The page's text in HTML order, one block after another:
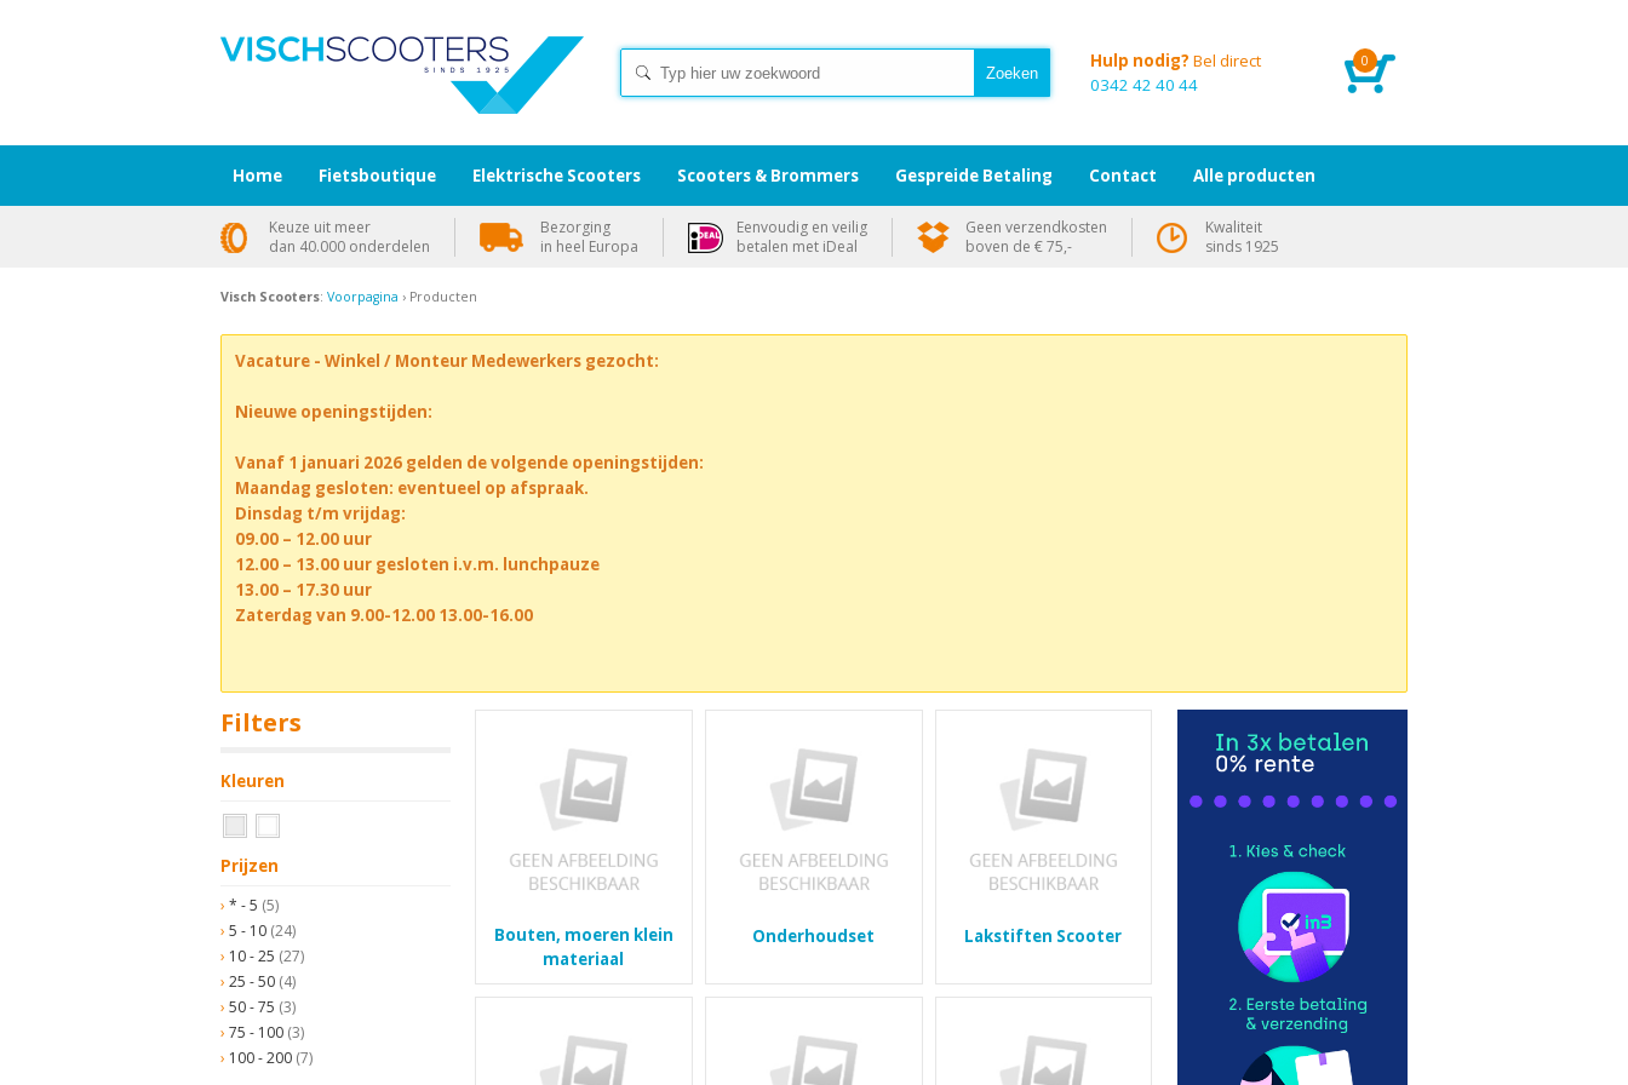
0
Hulp nodig? Bel direct
0342 42 40 44
Visch Scooters: Voorpagina › Producten
Vacature - Winkel / Monteur Medewerkers gezocht:
Nieuwe openingstijden:
Vanaf 1 januari 2026 gelden de volgende openingstijden:
Maandag gesloten: eventueel op afspraak.
Dinsdag t/m vrijdag:
09.00 – 12.00 uur
12.00 – 13.00 uur gesloten i.v.m. lunchpauze
13.00 – 17.30 uur
Zaterdag van 9.00-12.00 13.00-16.00
Filters
Kleuren
Prijzen
* - 5 (5)
5 - 10 (24)
10 - 25 (27)
25 - 50 (4)
50 - 75 (3)
75 - 100 (3)
100 - 200 (7)
Bouten, moeren klein
materiaal
Onderhoudset Lakstiften Scooter
Home Fietsboutique Elektrische Scooters Scooters & Brommers Gespreide Betaling Contact Alle producten
Keuze uit meer
dan 40.000 onderdelen
Bezorging
in heel Europa
Eenvoudig en veilig
betalen met iDeal
Geen verzendkosten
boven de € 75,-
Kwaliteit
sinds 1925